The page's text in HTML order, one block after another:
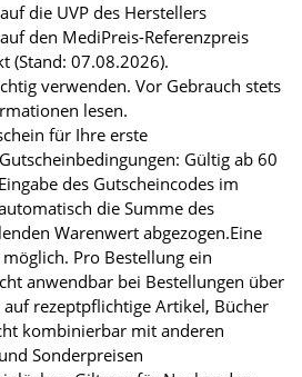
die UVP des Herstellers
den MediPreis-Referenzpreis
(Stand: 07.08.2026).
verwenden. Vor Gebrauch stets
lesen.
für Ihre erste
Gültig ab 60
des Gutscheincodes im
die Summe des
Warenwert abgezogen.Eine
Pro Bestellung ein
anwendbar bei Bestellungen über
rezeptpflichtige Artikel, Bücher
kombinierbar mit anderen
Sonderpreisen